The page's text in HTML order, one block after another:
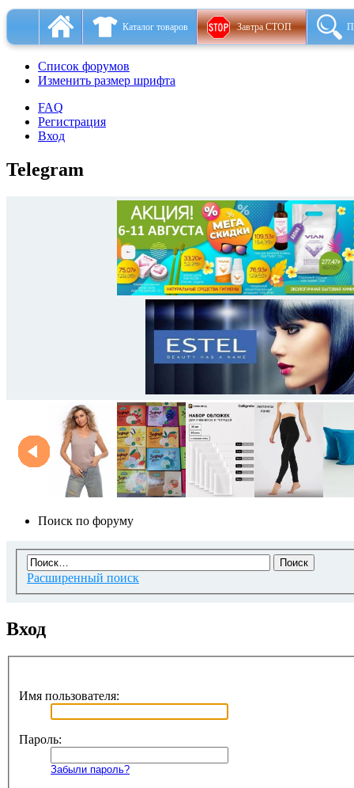
Каталог товаров Завтра СТОП
Список форумов
Изменить размер шрифта
FAQ
Регистрация
Вход
Telegram
Поиск по форуму
Расширенный поиск
Вход
Имя пользователя:
Пароль:
Забыли пароль?